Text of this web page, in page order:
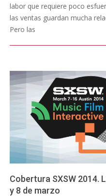
labor que requiere poco
las ventas guardan mucha
Pero las
Cobertura SXSW 2014.
y 8 de marzo